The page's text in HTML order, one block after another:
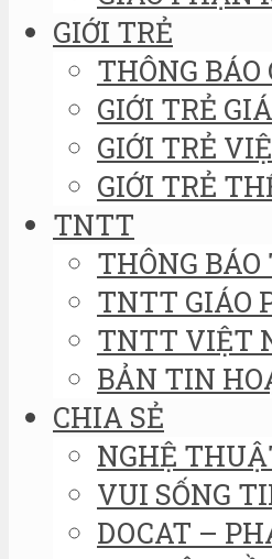
GIỚI TRẺ
THÔNG BÁO
GIỚI TRẺ
GIỚI TRẺ
GIỚI TRẺ
TNTT
THÔNG
TNTT GIÁO
TNTT VIỆT
BẢN TIN
CHIA SẺ
NGHỆ
VUI SỐNG
DOCAT –